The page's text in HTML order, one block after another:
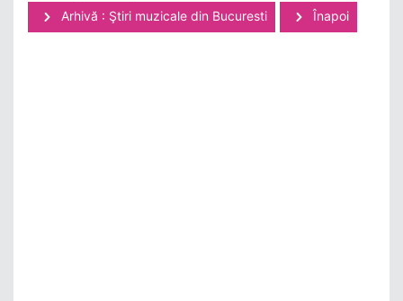
Arhivă : Ştiri muzicale din Bucuresti Înapoi